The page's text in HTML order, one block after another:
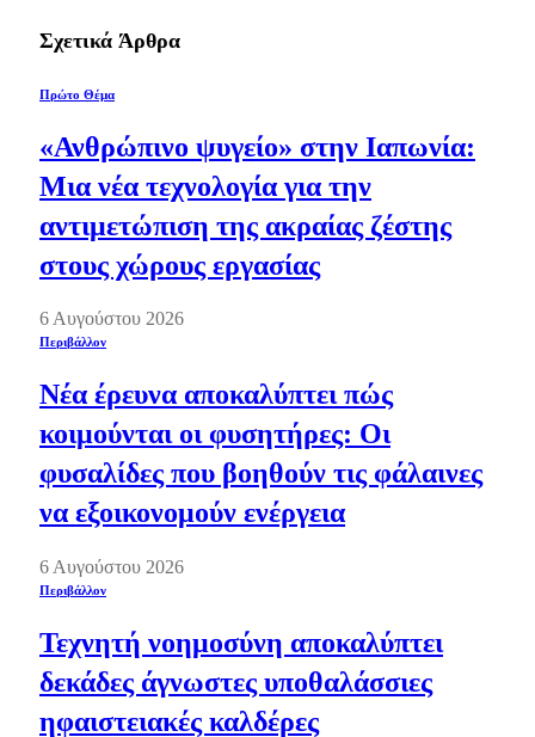
Σχετικά Άρθρα
Πρώτο Θέμα
«Ανθρώπινο ψυγείο» στην Ιαπωνία:
Μια νέα τεχνολογία για την
αντιμετώπιση της ακραίας ζέστης
στους χώρους εργασίας
6 Αυγούστου 2026
Περιβάλλον
Νέα έρευνα αποκαλύπτει πώς
κοιμούνται οι φυσητήρες: Οι
φυσαλίδες που βοηθούν τις φάλαινες
να εξοικονομούν ενέργεια
6 Αυγούστου 2026
Περιβάλλον
Τεχνητή νοημοσύνη αποκαλύπτει
δεκάδες άγνωστες υποθαλάσσιες
ηφαιστειακές καλδέρες